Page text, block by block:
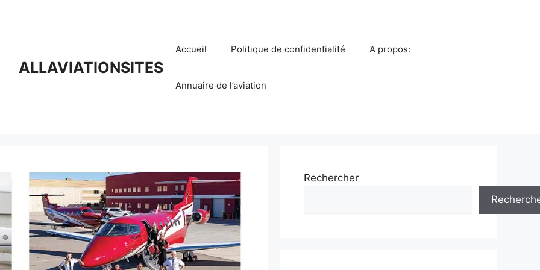
ALLAVIATIONSITES
Accueil Politique de confidentialité A propos:
Annuaire de l’aviation
Rechercher